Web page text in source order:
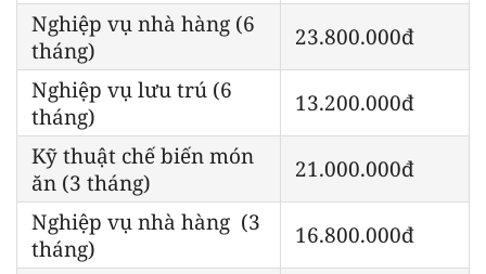
Nghiệp vụ nhà hàng (6
tháng)
23.800.000đ
Nghiệp vụ lưu trú (6
tháng)
13.200.000đ
Kỹ thuật chế biến món
ăn (3 tháng)
21.000.000đ
Nghiệp vụ nhà hàng (3
tháng)
16.800.000đ